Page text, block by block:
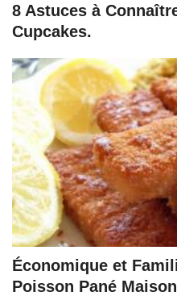
8 Astuces à
Cupcakes.
Économique et
Poisson Pané